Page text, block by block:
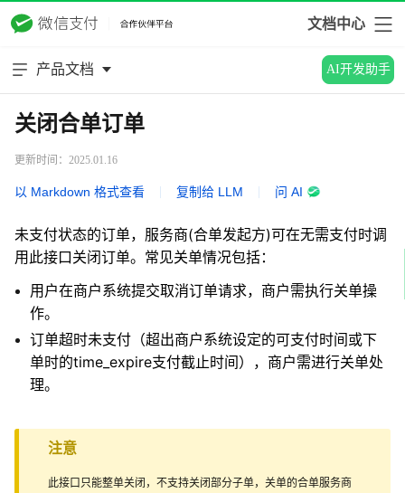
文档中心
产品文档 AI开发助手
关闭合单订单
更新时间：2025.01.16
以 Markdown 格式查看 复制给 LLM 问 AI
未支付状态的订单，服务商(合单发起方)可在无需支付时调
用此接口关闭订单。常见关单情况包括：
用户在商户系统提交取消订单请求，商户需执行关单操
作。
订单超时未支付（超出商户系统设定的可支付时间或下
单时的time_expire支付截止时间），商户需进行关单处
理。
注意
此接口只能整单关闭，不支持关闭部分子单，关单的合单服务商